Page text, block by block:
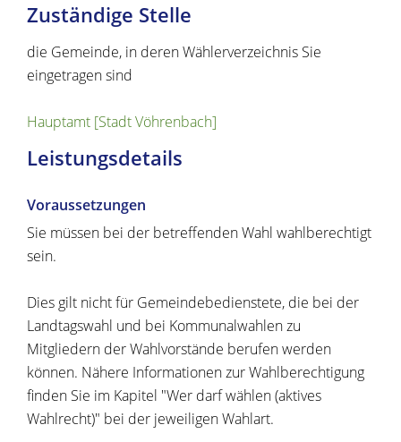
Zuständige Stelle
die Gemeinde, in deren Wählerverzeichnis Sie
eingetragen sind
Hauptamt [Stadt Vöhrenbach]
Leistungsdetails
Voraussetzungen
Sie müssen bei der betreffenden Wahl wahlberechtigt
sein.
Dies gilt nicht für Gemeindebedienstete, die bei der
Landtagswahl und bei Kommunalwahlen zu
Mitgliedern der Wahlvorstände berufen werden
können. Nähere Informationen zur Wahlberechtigung
finden Sie im Kapitel "Wer darf wählen (aktives
Wahlrecht)" bei der jeweiligen Wahlart.